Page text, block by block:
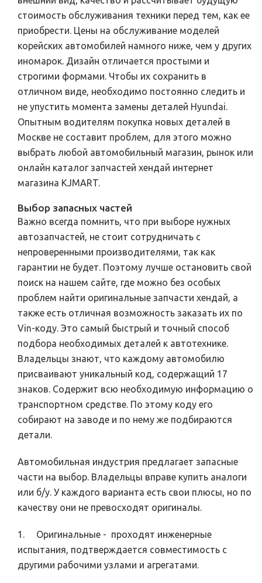
стоимость обслуживания техники перед тем, как ее
приобрести. Цены на обслуживание моделей
корейских автомобилей намного ниже, чем у других
иномарок. Дизайн отличается простыми и
строгими формами. Чтобы их сохранить в
отличном виде, необходимо постоянно следить и
не упустить момента замены деталей Hyundai.
Опытным водителям покупка новых деталей в
Москве не составит проблем, для этого можно
выбрать любой автомобильный магазин, рынок или
онлайн каталог запчастей хендай интернет
магазина KJMART.
Выбор запасных частей
Важно всегда помнить, что при выборе нужных
автозапчастей, не стоит сотрудничать с
непроверенными производителями, так как
гарантии не будет. Поэтому лучше остановить свой
поиск на нашем сайте, где можно без особых
проблем найти оригинальные запчасти хендай, а
также есть отличная возможность заказать их по
Vin-коду. Это самый быстрый и точный способ
подбора необходимых деталей к автотехнике.
Владельцы знают, что каждому автомобилю
присваивают уникальный код, содержащий 17
знаков. Содержит всю необходимую информацию о
транспортном средстве. По этому коду его
собирают на заводе и по нему же подбираются
детали.
Автомобильная индустрия предлагает запасные
части на выбор. Владельцы вправе купить аналоги
или б/у. У каждого варианта есть свои плюсы, но по
качеству они не превосходят оригиналы.
1. Оригинальные - проходят инженерные
испытания, подтверждается совместимость с
другими рабочими узлами и агрегатами.